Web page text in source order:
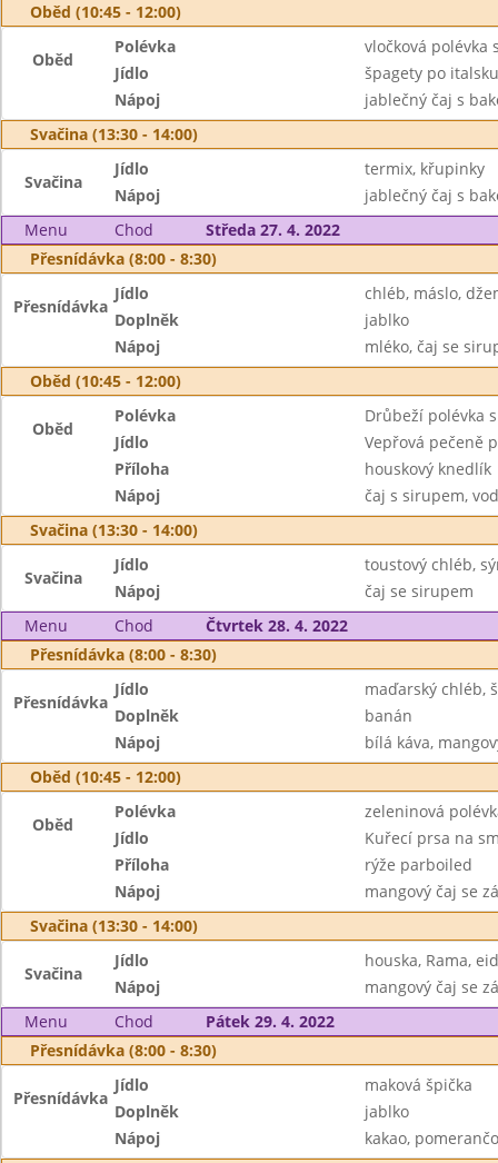
Oběd (10:45 - 12:00)
Oběd
Polévka
vločková polévka
Jídlo
špagety po
Nápoj
jablečný čaj s
Svačina (13:30 - 14:00)
Svačina
Jídlo
termix, křupinky
Nápoj
jablečný čaj s
Menu
Chod
Středa 27. 4. 2022
Přesnídávka (8:00 - 8:30)
Přesnídávka
Jídlo
chléb, máslo,
Doplněk
jablko
Nápoj
mléko, čaj se
Oběd (10:45 - 12:00)
Oběd
Polévka
Drůbeží polévka
Jídlo
Vepřová pečeně
Příloha
houskový knedlík
Nápoj
čaj s sirupem,
Svačina (13:30 - 14:00)
Svačina
Jídlo
toustový chléb,
Nápoj
čaj se sirupem
Menu
Chod
Čtvrtek 28. 4. 2022
Přesnídávka (8:00 - 8:30)
Přesnídávka
Jídlo
maďarský chléb,
Doplněk
banán
Nápoj
bílá káva,
Oběd (10:45 - 12:00)
Oběd
Polévka
zeleninová
Jídlo
Kuřecí prsa na
Příloha
rýže parboiled
Nápoj
mangový čaj se
Svačina (13:30 - 14:00)
Svačina
Jídlo
houska, Rama,
Nápoj
mangový čaj se
Menu
Chod
Pátek 29. 4. 2022
Přesnídávka (8:00 - 8:30)
Přesnídávka
Jídlo
maková špička
Doplněk
jablko
Nápoj
kakao,